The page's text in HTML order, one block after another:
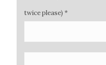
twice please) *